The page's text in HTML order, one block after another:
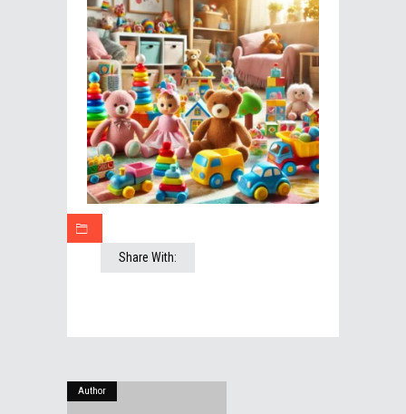
Share With:
Author